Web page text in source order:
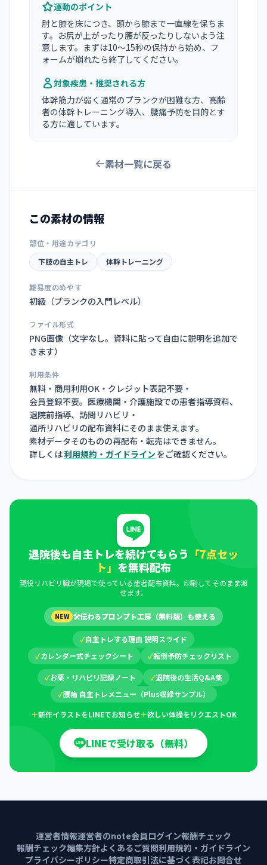
運動のポイント
肘と膝を床につき、頭から膝まで一直線を保ちま
す。お尻が上がったり腰が反ったりしないよう注
意します。まずは10〜15秒の保持から始め、フ
ォームが崩れたら終了してください。
対象疾患・推奨される方
体幹筋力が弱く通常のプランクが困難な方、高齢
者の体幹トレーニング導入、腰痛予防を目的とす
る方に適しています。
素材一覧に戻る
この素材の情報
部位・用途カテゴリ
下肢の自主トレ
体幹トレーニング
難易度のめやす
初級（プランクの入門レベル）
ファイル形式
PNG画像（文字なし。資料に貼って自由に説明を追加で
きます）
利用条件
無料・商用利用OK・クレジット表記不要・
会員登録不要。医療機関・介護施設での患者指導資料、
退院前指導、訪問リハビリ・
通所リハビリの配布資料にそのまま使えます。
素材データそのものの再配布・転売はできません。
詳しくは利用規約・ガイドライン をご確認ください。
退院後も自主トレを続けてもらう 「7点セッ
ト」 を無料配布
現役リハビリ職が現場で使っている患者配布資料。印刷してそのまま渡
せます。
NEW 🛠伝わるプロンプト工房（無料版）も使える
✓自主トレする理由 説明スライド
✓カレンダー式チェックシート ✓転倒予防チェックリスト
✓お薬・リハビリ記録ノート ✓退院後の生活Q&A集
✓腰痛 自主トレメニュー（Plus収録サンプル）
＋新作イラストをLINEでお知らせ＋欲しい体操をリクエストOK
LINEで受け取る（無料）
運営者情報運営者のnote会員ログイン報酬チェック
報酬チェック編集方針よくあるご質問利用規約・ガイドライン
プライバシーポリシー特定商取引法に基づく表記お問合せ